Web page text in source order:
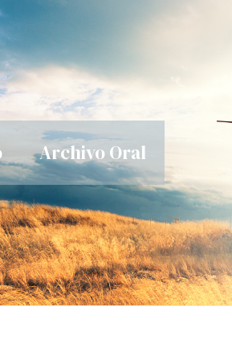
Archivo Oral